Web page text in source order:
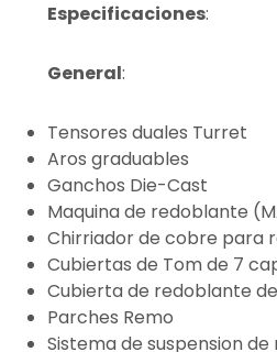
Especificaciones:
General:
Tensores duales Turret
Aros graduables
Ganchos Die-Cast
Maquina de redoblante
Chirriador de cobre para
Cubiertas de Tom de 7
Cubierta de redoblante
Parches Remo
Sistema de suspension